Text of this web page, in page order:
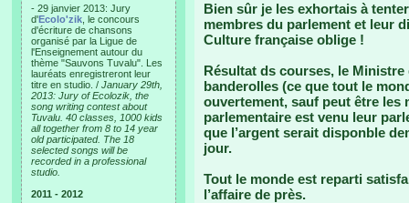
- 29 janvier 2013: Jury
d'Ecolo'zik , le concours
d'écriture de chansons
organisé par la Ligue de
l'Enseignement autour du
thème "Sauvons Tuvalu". Les
lauréats enregistreront leur
titre en studio. / January 29th,
2013: Jury of Ecolozik, the
song writing contest about
Tuvalu. 40 classes, 1000 kids
all together from 8 to 14 year
old participated. The 18
selected songs will be
recorded in a professional
studio.
2011 - 2012
Bien sûr je les exhortais à
membres du parlement et leur
Culture française oblige !
Résultat ds courses, le
banderolles (ce que tout le
ouvertement, sauf peut être les
parlementaire est venu leur
que l’argent serait disponble
jour.
Tout le monde est reparti
l’affaire de près.